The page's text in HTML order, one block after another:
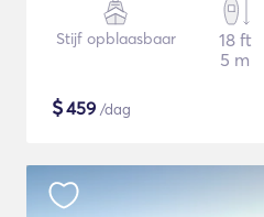
Stijf opblaasbaar
18 ft
5 m
$459 /dag